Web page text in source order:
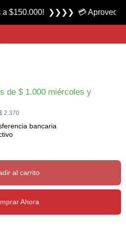
Rock
de $1.000 miércoles y
2.370
bancaria
al carrito
Ahora
❯❯❯❯ 💳 Aprovecha las 3